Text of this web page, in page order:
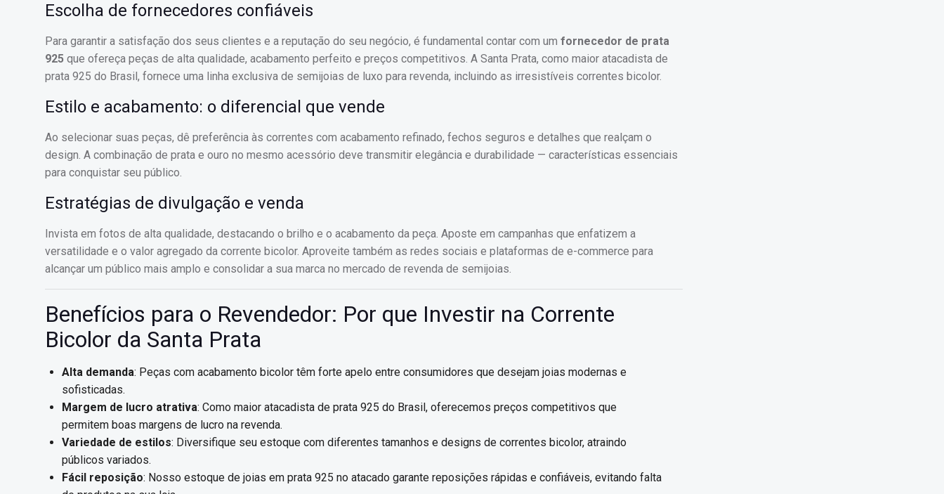
Escolha de fornecedores confiáveis
Para garantir a satisfação dos seus clientes e a reputação do seu negócio, é fundamental contar com um fornecedor de prata
925 que ofereça peças de alta qualidade, acabamento perfeito e preços competitivos. A Santa Prata, como maior atacadista de
prata 925 do Brasil, fornece uma linha exclusiva de semijoias de luxo para revenda, incluindo as irresistíveis correntes bicolor.
Estilo e acabamento: o diferencial que vende
Ao selecionar suas peças, dê preferência às correntes com acabamento refinado, fechos seguros e detalhes que realçam o
design. A combinação de prata e ouro no mesmo acessório deve transmitir elegância e durabilidade — características essenciais
para conquistar seu público.
Estratégias de divulgação e venda
Invista em fotos de alta qualidade, destacando o brilho e o acabamento da peça. Aposte em campanhas que enfatizem a
versatilidade e o valor agregado da corrente bicolor. Aproveite também as redes sociais e plataformas de e-commerce para
alcançar um público mais amplo e consolidar a sua marca no mercado de revenda de semijoias.
Benefícios para o Revendedor: Por que Investir na Corrente
Bicolor da Santa Prata
Alta demanda: Peças com acabamento bicolor têm forte apelo entre consumidores que desejam joias modernas e
sofisticadas.
Margem de lucro atrativa: Como maior atacadista de prata 925 do Brasil, oferecemos preços competitivos que
permitem boas margens de lucro na revenda.
Variedade de estilos: Diversifique seu estoque com diferentes tamanhos e designs de correntes bicolor, atraindo
públicos variados.
Fácil reposição: Nosso estoque de joias em prata 925 no atacado garante reposições rápidas e confiáveis, evitando falta